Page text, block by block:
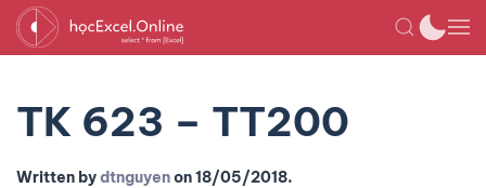
TK 623 – TT200
Written bydtnguyenon18/05/2018.